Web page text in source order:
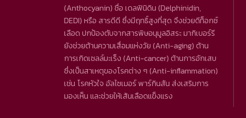
(Anthocyanin) ชื่อ เดลฟินิดิน (Delphinidin,
DEDI) หรือ สารดีดี ซึ่งมีฤทธิ์สูงที่สุด จึงช่วยดีท็อกซ์
เลือด ปกป้องตับจากสารพิษอนุมูลอิสระ มากิเบอร์รี
ยังช่วยต้านความเสื่อมแห่งวัย (Anti-aging) ต้าน
การเกิดเซลล์มะเร็ง (Anti-cancer) ต้านการอักเสบ
ซึ่งเป็นสาเหตุของโรคต่าง ๆ (Anti-inflammation)
เช่น โรคหัวใจ อัลไซเมอร์ พาร์กินสัน ส่งเสริมการ
มองเห็น และช่วยให้เส้นเลือดแข็งแรง